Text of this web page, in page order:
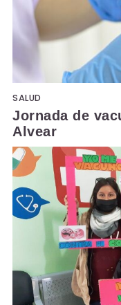
SALUD
Jornada de
Alvear